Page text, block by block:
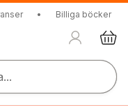
• Billiga böcker